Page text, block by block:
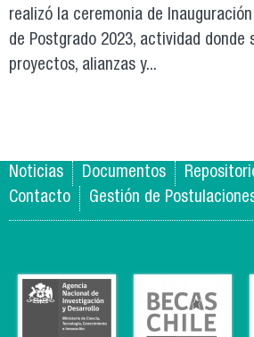
realizó la ceremonia de
de Postgrado 2023, actividad donde
proyectos, alianzas y...
Noticias Documentos
Contacto
Gestión de